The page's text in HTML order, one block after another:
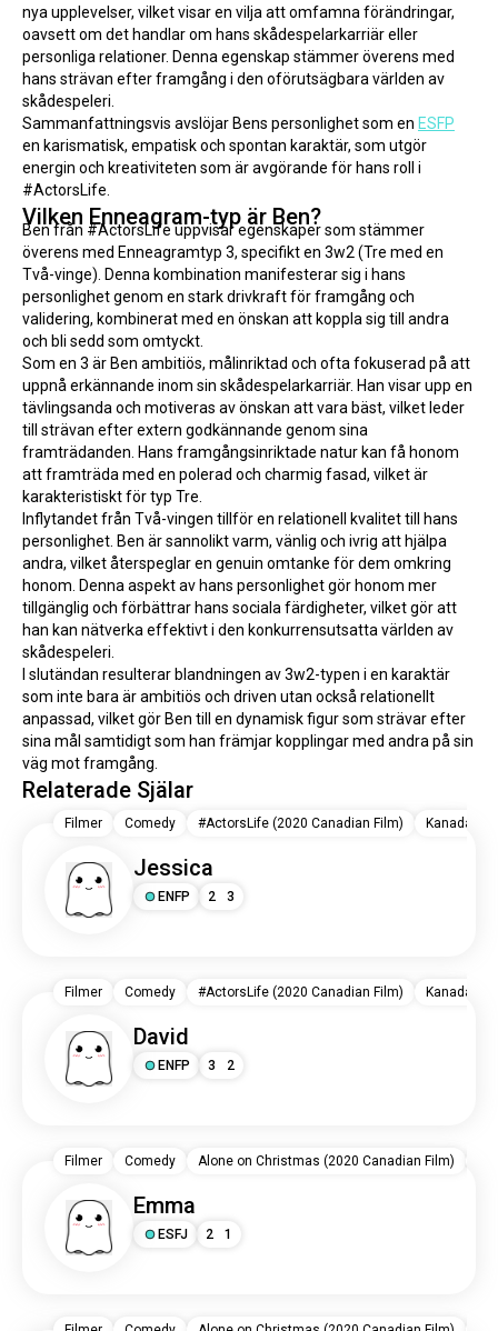
nya upplevelser, vilket visar en vilja att omfamna förändringar,
oavsett om det handlar om hans skådespelarkarriär eller
personliga relationer. Denna egenskap stämmer överens med
hans strävan efter framgång i den oförutsägbara världen av
skådespeleri.
Sammanfattningsvis avslöjar Bens personlighet som en ESFP
en karismatisk, empatisk och spontan karaktär, som utgör
energin och kreativiteten som är avgörande för hans roll i
#ActorsLife.
Vilken Enneagram-typ är Ben?
Ben från #ActorsLife uppvisar egenskaper som stämmer
överens med Enneagramtyp 3, specifikt en 3w2 (Tre med en
Två-vinge). Denna kombination manifesterar sig i hans
personlighet genom en stark drivkraft för framgång och
validering, kombinerat med en önskan att koppla sig till andra
och bli sedd som omtyckt.
Som en 3 är Ben ambitiös, målinriktad och ofta fokuserad på att
uppnå erkännande inom sin skådespelarkarriär. Han visar upp en
tävlingsanda och motiveras av önskan att vara bäst, vilket leder
till strävan efter extern godkännande genom sina
framträdanden. Hans framgångsinriktade natur kan få honom
att framträda med en polerad och charmig fasad, vilket är
karakteristiskt för typ Tre.
Inflytandet från Två-vingen tillför en relationell kvalitet till hans
personlighet. Ben är sannolikt varm, vänlig och ivrig att hjälpa
andra, vilket återspeglar en genuin omtanke för dem omkring
honom. Denna aspekt av hans personlighet gör honom mer
tillgänglig och förbättrar hans sociala färdigheter, vilket gör att
han kan nätverka effektivt i den konkurrensutsatta världen av
skådespeleri.
I slutändan resulterar blandningen av 3w2-typen i en karaktär
som inte bara är ambitiös och driven utan också relationellt
anpassad, vilket gör Ben till en dynamisk figur som strävar efter
sina mål samtidigt som han främjar kopplingar med andra på sin
väg mot framgång.
Relaterade Själar
Jessica
ENFP 2 3
Filmer Comedy #ActorsLife (2020 Canadian Film) Kanada
David
ENFP 3 2
Filmer Comedy #ActorsLife (2020 Canadian Film) Kanada
Emma
ESFJ 2 1
Filmer Comedy Alone on Christmas (2020 Canadian Film)